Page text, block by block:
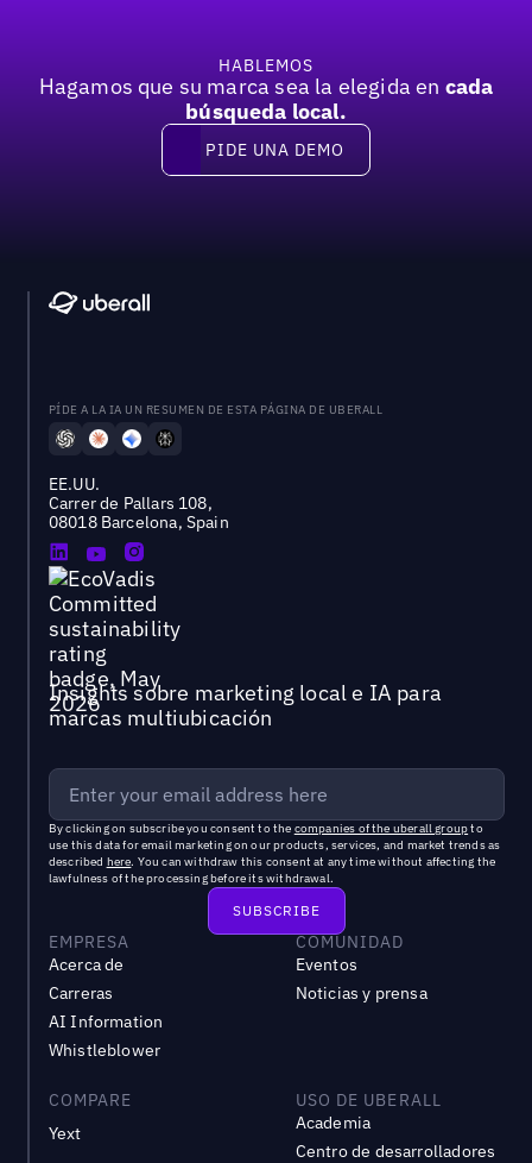
HABLEMOS
Hagamos que su marca sea la elegida en cada
búsqueda local.
Pide una demo
PIDE UNA DEMO
PÍDE A LA IA UN RESUMEN DE ESTA PÁGINA DE UBERALL
EE.UU.
Carrer de Pallars 108,
08018 Barcelona, Spain
Insights sobre marketing local e IA para
marcas multiubicación
By clicking on subscribe you consent to the companies of the uberall groupto
use this data for email marketing on our products, services, and market trends as
described here. You can withdraw this consent at any time without affecting the
lawfulness of the processing before its withdrawal.
EMPRESA
Acerca de
Carreras
AI Information
Whistleblower
COMUNIDAD
Eventos
Noticias y prensa
COMPARE
Yext
USO DE UBERALL
Academia
Centro de desarrolladores